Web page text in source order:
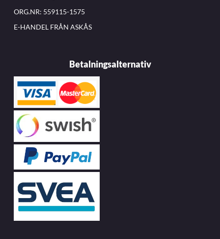
ORG.NR: 559115-1575
E-HANDEL FRÅN ASKÅS
Betalningsalternativ